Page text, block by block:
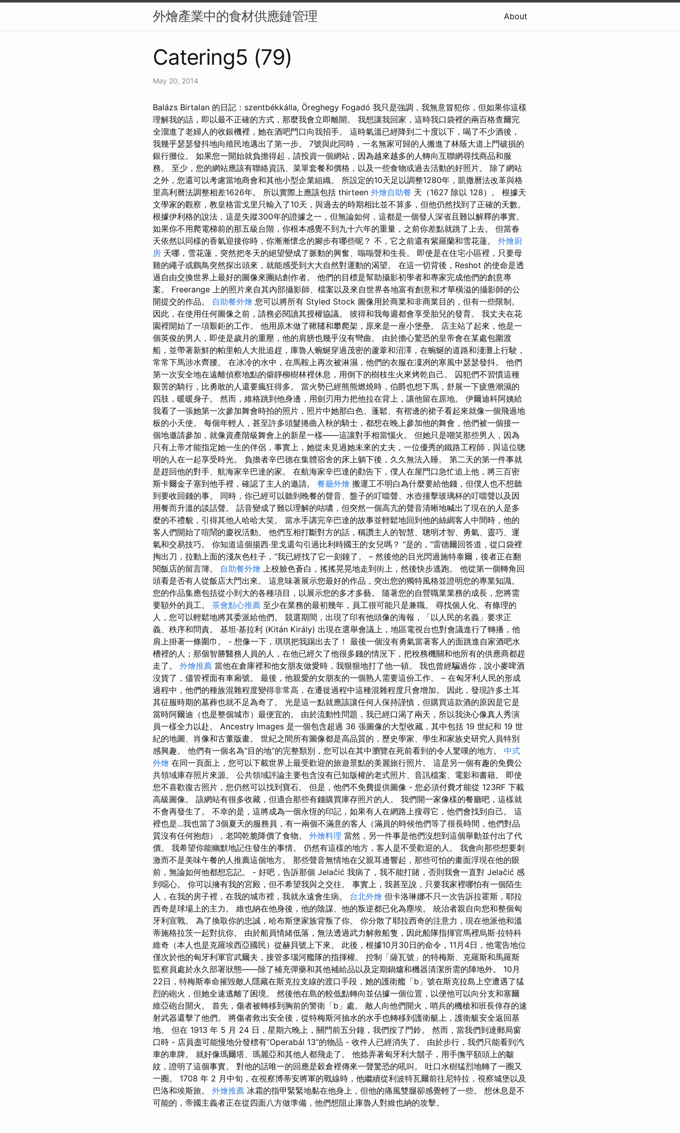
外燴產業中的食材供應鏈管理 About
Catering5 (79)
May 20, 2014
Balázs Birtalan 的日記：szentbékkálla, Öreghegy Fogadó 我只是強調，我無意冒犯你，但如果你這樣
理解我的話，即以最不正確的方式，那麼我會立即離開。 我想讓我回家，這時我口袋裡的兩百格查爾完
全溜進了老婦人的收銀機裡，她在酒吧門口向我招手。 這時氣溫已經降到二十度以下，喝了不少酒後，
我幾乎瑟瑟發抖地向殖民地邁出了第一步。 7號與此同時，一名無家可歸的人搬進了林蔭大道上門破損的
銀行攤位。 如果您一開始就負擔得起，請投資一個網站，因為越來越多的人轉向互聯網尋找商品和服
務。 至少，您的網站應該有聯絡資訊、菜單套餐和價格，以及一些食物或過去活動的好照片。 除了網站
之外，您還可以考慮當地商會和其他小型企業組織。 所設定的10天足以調整1280年，凱撒曆法改革與格
里高利曆法調整相差1626年。 所以實際上應該包括 thirteen 外燴自助餐 天（1627 除以 128）。 根據天
文學家的觀察，教皇格雷戈里只輸入了10天，與過去的時期相比並不算多，但他仍然找到了正確的天數。
根據伊利格的說法，這是失蹤300年的證據之一，但無論如何，這都是一個發人深省且難以解釋的事實。
如果你不用爬電梯前的那五級台階，你根本感覺不到九十六年的重量，之前你差點就跳了上去。 但當春
天依然以同樣的香氣迎接你時，你漸漸懷念的腳步有哪些呢？ 不，它之前還有紫羅蘭和雪花蓮。 外燴廚
房 天哪，雪花蓮，突然把冬天的絕望變成了脈動的興奮、嗡嗡聲和生長。 即使是在住宅小區裡，只要母
雞的繩子或鸛鳥突然探出頭來，就能感受到大大自然對運動的渴望。 在這一切背後，Reshot 的使命是透
過自由交換世界上最好的圖像來團結創作者。 他們的目標是幫助攝影初學者和專家完成他們的創意專
案。 Freerange 上的照片來自其內部攝影師、檔案以及來自世界各地富有創意和才華橫溢的攝影師的公
開提交的作品。 自助餐外燴 您可以將所有 Styled Stock 圖像用於商業和非商業目的，但有一些限制。
因此，在使用任何圖像之前，請務必閱讀其授權協議。 彼得和我每週都會享受胎兒的發育。 我丈夫在花
園裡開始了一項艱鉅的工作。 他用原木做了鞦韆和攀爬架，原來是一座小堡壘。 店主站了起來，他是一
個英俊的男人，即使是歲月的重壓，他的肩膀也幾乎沒有彎曲。 由於擔心驚恐的皇帝會在某處包圍渡
船，並帶著新鮮的帕里帕人大批追趕，庫魯人蜿蜒穿過茂密的蘆葦和沼澤，在蜿蜒的道路和淺灘上行駛，
常常下馬涉水齊腰。 在冰冷的水中，在馬鞍上再次被淋濕，他們的衣服在凜冽的寒風中瑟瑟發抖。 他們
第一次安全地在遠離偵察地點的僻靜柳樹林裡休息，用倒下的樹枝生火來烤乾自己。 囚犯們不習慣這種
艱苦的騎行，比勇敢的人還要瘋狂得多。 當火勢已經熊熊燃燒時，伯爵也想下馬，舒展一下疲憊潮濕的
四肢，暖暖身子。 然而，維格跳到他身邊，用劍刃用力把他拉在背上，讓他留在原地。 伊爾迪科阿姨給
我看了一張她第一次參加舞會時拍的照片，照片中她那白色、蓬鬆、有褶邊的裙子看起來就像一個飛過地
板的小天使。 每個年輕人，甚至許多頭髮捲曲入秋的騎士，都想在晚上參加他的舞會，他們被一個接一
個地邀請參加，就像資產階級舞會上的新星一樣——這讓對手相當惱火。 但她只是嘲笑那些男人，因為
只有上帝才能指定她一生的伴侶，事實上，她從未見過她未來的丈夫，一位優秀的鐵路工程師，與這位聰
明的人在一起享受時光。 負擔者辛巴德在集體宿舍的床上躺下後，久久無法入睡。 第二天的第一件事就
是趕回他的對手、航海家辛巴達的家。 在航海家辛巴達的勸告下，僕人在屋門口急忙追上他，將三百密
斯卡爾金子塞到他手裡，確認了主人的邀請。 餐廳外燴 搬運工不明白為什麼要給他錢，但僕人也不想聽
到要收回錢的事。 同時，你已經可以聽到晚餐的聲音、盤子的叮噹聲、水壺撞擊玻璃杯的叮噹聲以及因
用餐而升溫的談話聲。 話音變成了難以理解的咕噥，但突然一個高亢的聲音清晰地喊出了現在的人是多
麼的不禮貌，引得其他人哈哈大笑。 當水手講完辛巴達的故事並輕鬆地回到他的絲綢客人中間時，他的
客人們開始了喧鬧的慶祝活動。 他們互相打斷對方的話，稱讚主人的智慧、聰明才智、勇氣、靈巧、運
氣和交易技巧。 你知道這個揚西·里戈還勾引過比利時國王的女兒嗎？ “是的，”雷德爾回答道，從口袋裡
掏出刀，拉動上面的淺灰色柱子，“我已經找了它一刻鐘了。 – 然後他的目光閃過施特泰爾，後者正在翻
閱飯店的留言簿。 自助餐外燴 上校臉色蒼白，搖搖晃晃地走到街上，然後快步逃跑。 他從第一個轉角回
頭看是否有人從飯店大門出來。 這意味著展示您最好的作品，突出您的獨特風格並證明您的專業知識。
您的作品集應包括從小到大的各種項目，以展示您的多才多藝。 隨著您的自營職業業務的成長，您將需
要額外的員工。 茶會點心推薦 至少在業務的最初幾年，員工很可能只是兼職。 尋找個人化、有條理的
人，您可以輕鬆地將其委派給他們。 競選期間，出現了印有他頭像的海報，「以人民的名義」要求正
義、秩序和問責。 基坦·基拉利 (Kitán Király) 出現在選舉會議上，地區電視台也對會議進行了轉播，他
肩上掛著一條圍巾。 - 想像一下，琪琪把我踢出去了！ 最後一個沒有勇氣當著客人的面跳進自家酒吧水
槽裡的人；那個智勝醫務人員的人，在他已經欠了他很多錢的情況下，把稅務機關和他所有的供應商都趕
走了。 外燴推薦 當他在倉庫裡和他女朋友做愛時，我狠狠地打了他一頓。 我也曾經騙過你，說小麥啤酒
沒貨了，儘管裡面有車廂號。 最後，他親愛的女朋友的一個熟人需要這份工作。 – 在匈牙利人民的形成
過程中，他們的種族混雜程度變得非常高，在遷徙過程中這種混雜程度只會增加。 因此，發現許多土耳
其征服時期的墓葬也就不足為奇了。 光是這一點就應該讓任何人保持謹慎，但購買這款酒的原因是它是
當時阿爾迪（也是整個城市）最便宜的。 由於流動性問題，我已經口渴了兩天，所以我決心像真人秀演
員一樣全力以赴。 Ancestry Images 是一個包含超過 36 張圖像的大型收藏，其中包括 19 世紀和 19 世
紀的地圖、肖像和古董版畫。 世紀之間所有圖像都是高品質的，歷史學家、學生和家族史研究人員特別
感興趣。 他們有一個名為“目的地”的完整類別，您可以在其中瀏覽在死前看到的令人驚嘆的地方。 中式
外燴 在同一頁面上，您可以下載世界上最受歡迎的旅遊景點的美麗旅行照片。 這是另一個有趣的免費公
共領域庫存照片來源。 公共領域評論主要包含沒有已知版權的老式照片、音訊檔案、電影和書籍。 即使
您不喜歡復古照片，您仍然可以找到寶石。 但是，他們不免費提供圖像 - 您必須付費才能從 123RF 下載
高級圖像。 該網站有很多收藏，但適合那些有錢購買庫存照片的人。 我們開一家像樣的餐廳吧，這樣就
不會再發生了。 不幸的是，這將成為一個永恆的印記，如果有人在網路上搜尋它，他們會找到自己。 這
裡也是...我也當了3個夏天的服務員，有一兩個不滿意的客人（滿員的時候他們等了很長時間，他們對品
質沒有任何抱怨），老闆乾脆降價了食物。 外燴料理 當然，另一件事是他們沒想到這個舉動並付出了代
價。 我希望你能幽默地記住發生的事情。 仍然有這樣的地方，客人是不受歡迎的人。 我會向那些想要刺
激而不是美味午餐的人推薦這個地方。 那些聲音無情地在父親耳邊響起，那些可怕的畫面浮現在他的眼
前，無論如何他都想忘記。 - 好吧，告訴那個 Jelačić 我病了，我不能打賭，否則我會一直對 Jelačić 感
到噁心。 你可以擁有我的宮殿，但不希望我與之交往。 事實上，我甚至說，只要我家裡哪怕有一個陌生
人，在我的房子裡，在我的城市裡，我就永遠會生病。 台北外燴 但卡洛琳娜不只一次告訴拉霍斯，耶拉
西奇是球場上的主力。 維也納在他身後，他的陰謀、他的叛逆都已化為塵埃。 統治者親自向您和整個匈
牙利宣戰。 為了換取你的忠誠，哈布斯堡家族背叛了你。 你分散了耶拉西奇的注意力，現在他派他和溫
蒂施格拉茨一起對抗你。 由於船員情緒低落，無法透過武力解救船隻，因此船隊指揮官馬裡烏斯·拉特科
維奇（本人也是克羅埃西亞國民）從赫貝號上下來。 此後，根據10月30日的命令，11月4日，他電告地位
僅次於他的匈牙利軍官武爾夫，接管多瑙河艦隊的指揮權。 控制「薩瓦號」的特梅斯、克羅斯和馬羅斯
監察員處於永久部署狀態——除了補充彈藥和其他補給品以及定期鍋爐和機器清潔所需的陣地外。 10月
22日，特梅斯奉命摧毀敵人隱藏在斯克拉支線的渡口手段，她的護衛艦「b」號在斯克拉島上空遭遇了猛
烈的砲火，但她全速逃離了困境。 然後他在島的較低點轉向並佔據一個位置，以便他可以向分支和塞爾
維亞砲台開火。 首先，傷者被轉移到胸前的警衛「b」處。 敵人向他們開火，哨兵的機槍和班長倖存的速
射武器還擊了他們。 將傷者救出安全後，從特梅斯河抽水的水手也轉移到護衛艇上，護衛艇安全返回基
地。 但在 1913 年 5 月 24 日，星期六晚上，關門前五分鐘，我們按了門鈴。 然而，當我們到達郵局窗
口時 - 店員盡可能慢地分發標有“Operabál 13”的物品 - 收件人已經消失了。 由於步行，我們只能看到汽
車的車牌。 就好像瑪爾塔、瑪麗亞和其他人都飛走了。 他捻弄著匈牙利大鬍子，用手撫平額頭上的皺
紋，證明了這個事實。 對他的話唯一的回應是穀倉裡傳來一聲驚恐的吼叫。 吐口水樹猛烈地轉了一圈又
一圈。 1708 年 2 月中旬，在視察博蒂安將軍的戰線時，他繼續從利波特瓦爾前往尼特拉，視察城堡以及
巴洛和埃斯旅。 外燴推薦 冰霜的指甲緊緊地黏在他身上，但他的痛風雙腿卻感覺輕了一些。 想休息是不
可能的，帝國主義者正在從四面八方做準備，他們想阻止庫魯人對維也納的攻擊。